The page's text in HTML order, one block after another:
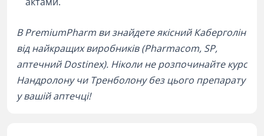
В PremiumPharm ви знайдете якісний Каберголін
від найкращих виробників (Pharmacom, SP,
аптечний Dostinex). Ніколи не розпочинайте курс
Нандролону чи Тренболону без цього препарату
у вашій аптечці!